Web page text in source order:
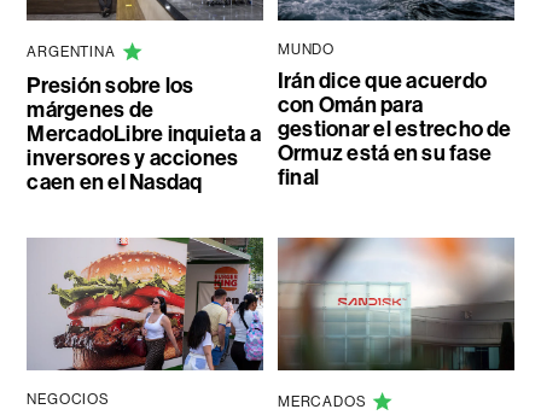
ARGENTINA
Presión sobre los
márgenes de
MercadoLibre inquieta a
inversores y acciones
caen en el Nasdaq
MUNDO
Irán dice que acuerdo
con Omán para
gestionar el estrecho de
Ormuz está en su fase
final
NEGOCIOS MERCADOS